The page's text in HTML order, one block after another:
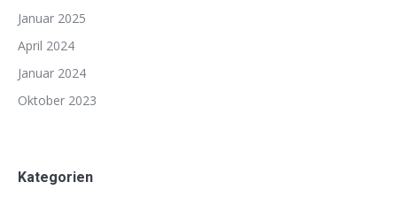
Januar 2025
April 2024
Januar 2024
Oktober 2023
Kategorien